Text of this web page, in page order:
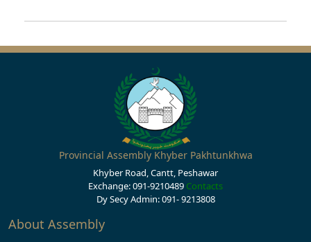
Provincial Assembly Khyber Pakhtunkhwa
Khyber Road, Cantt, Peshawar
Exchange: 091-9210489 Contacts
Dy Secy Admin: 091- 9213808
About Assembly